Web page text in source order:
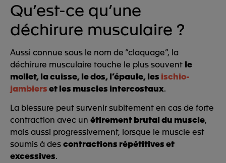
Qu’est-ce qu’une
déchirure musculaire ?
Aussi connue sous le nom de “claquage”, la
déchirure musculaire touche le plus souvent le
mollet, la cuisse, le dos, l’épaule, les ischio-
jambierset les muscles intercostaux.
La blessure peut survenir subitement en cas de forte
contraction avec un étirement brutal du muscle,
mais aussi progressivement, lorsque le muscle est
soumis à descontractions répétitives et
excessives.